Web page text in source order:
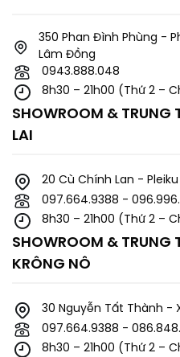
350 Phan Đình Phùng -
Lâm Đồng
0943.888.048
8h30 – 21h00 (Thứ 2 –
SHOWROOM & TRUNG
LAI
20 Cù Chính Lan -
097.664.9388 -
8h30 – 21h00 (Thứ 2 –
SHOWROOM & TRUNG
KRÔNG NÔ
30 Nguyễn Tất Thành -
097.664.9388 -
8h30 – 21h00 (Thứ 2 –